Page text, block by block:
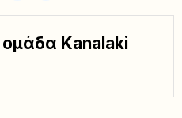
ομάδα Kanalaki